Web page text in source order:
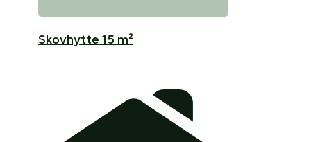
Skovhytte 15 m²